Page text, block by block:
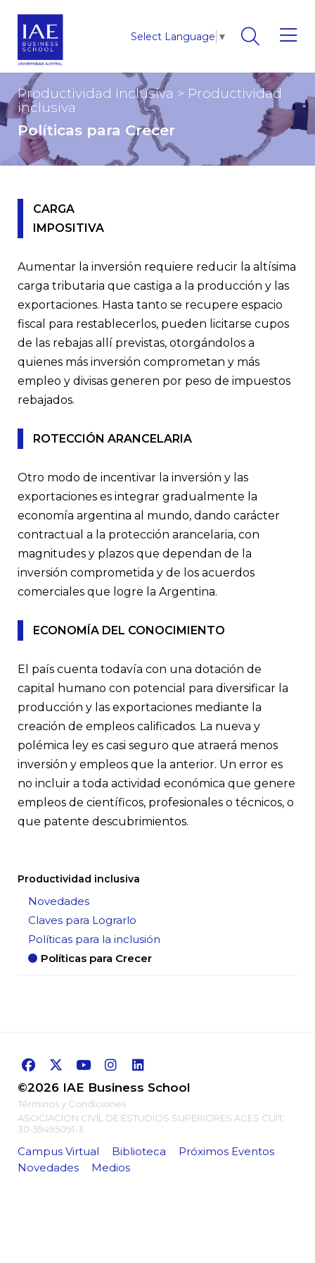
Select Language ▼
Productividad Inclusiva > Productividad
inclusiva
Políticas para Crecer
CARGA
IMPOSITIVA
Aumentar la inversión requiere reducir la altísima
carga tributaria que castiga a la producción y las
exportaciones. Hasta tanto se recupere espacio
fiscal para restablecerlos, pueden licitarse cupos
de las rebajas allí previstas, otorgándolos a
quienes más inversión comprometan y más
empleo y divisas generen por peso de impuestos
rebajados.
ROTECCIÓN ARANCELARIA
Otro modo de incentivar la inversión y las
exportaciones es integrar gradualmente la
economía argentina al mundo, dando carácter
contractual a la protección arancelaria, con
magnitudes y plazos que dependan de la
inversión comprometida y de los acuerdos
comerciales que logre la Argentina.
ECONOMÍA DEL CONOCIMIENTO
El país cuenta todavía con una dotación de
capital humano con potencial para diversificar la
producción y las exportaciones mediante la
creación de empleos calificados. La nueva y
polémica ley es casi seguro que atraerá menos
inversión y empleos que la anterior. Un error es
no incluir a toda actividad económica que genere
empleos de científicos, profesionales o técnicos, o
que patente descubrimientos.
Productividad inclusiva
Novedades
Claves para Lograrlo
Políticas para la inclusión
Políticas para Crecer
©2026 IAE Business School
Términos y Condiciones
ASOCIACION CIVIL DE ESTUDIOS SUPERIORES ACES CUIT:
30-59495091-3
Campus Virtual Biblioteca
Próximos Eventos
Novedades
Medios